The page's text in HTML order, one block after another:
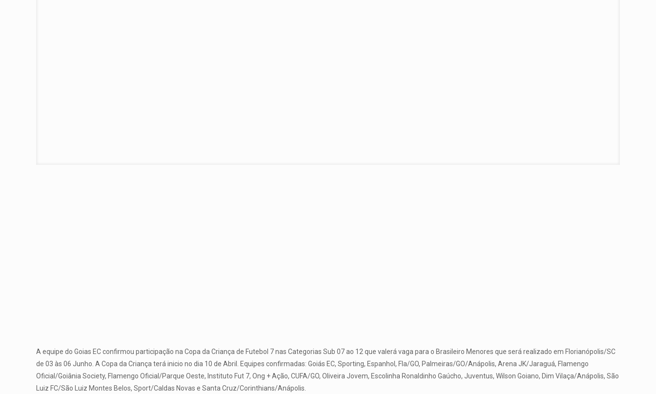
A equipe do Goias EC confirmou participação na Copa da Criança de Futebol 7 nas Categorias Sub 07 ao 12 que valerá vaga para o Brasileiro Menores que será realizado em Florianópolis/SC
de 03 às 06 Junho. A Copa da Criança terá inicio no dia 10 de Abril. Equipes confirmadas: Goiás EC, Sporting, Espanhol, Fla/GO, Palmeiras/GO/Anápolis, Arena JK/Jaraguá, Flamengo
Oficial/Goiânia Society, Flamengo Oficial/Parque Oeste, Instituto Fut 7, Ong + Ação, CUFA/GO, Oliveira Jovem, Escolinha Ronaldinho Gaúcho, Juventus, Wilson Goiano, Dim Vilaça/Anápolis, São
Luiz FC/São Luiz Montes Belos, Sport/Caldas Novas e Santa Cruz/Corinthians/Anápolis.